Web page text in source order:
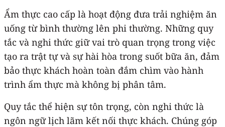
Ẩm thực cao cấp là hoạt động đưa trải nghiệm ăn
uống từ bình thường lên phi thường. Những quy
tắc và nghi thức giữ vai trò quan trọng trong việc
tạo ra trật tự và sự hài hòa trong suốt bữa ăn, đảm
bảo thực khách hoàn toàn đắm chìm vào hành
trình ẩm thực mà không bị phân tâm.
Quy tắc thể hiện sự tôn trọng, còn nghi thức là
ngôn ngữ lịch lãm kết nối thực khách. Chúng góp